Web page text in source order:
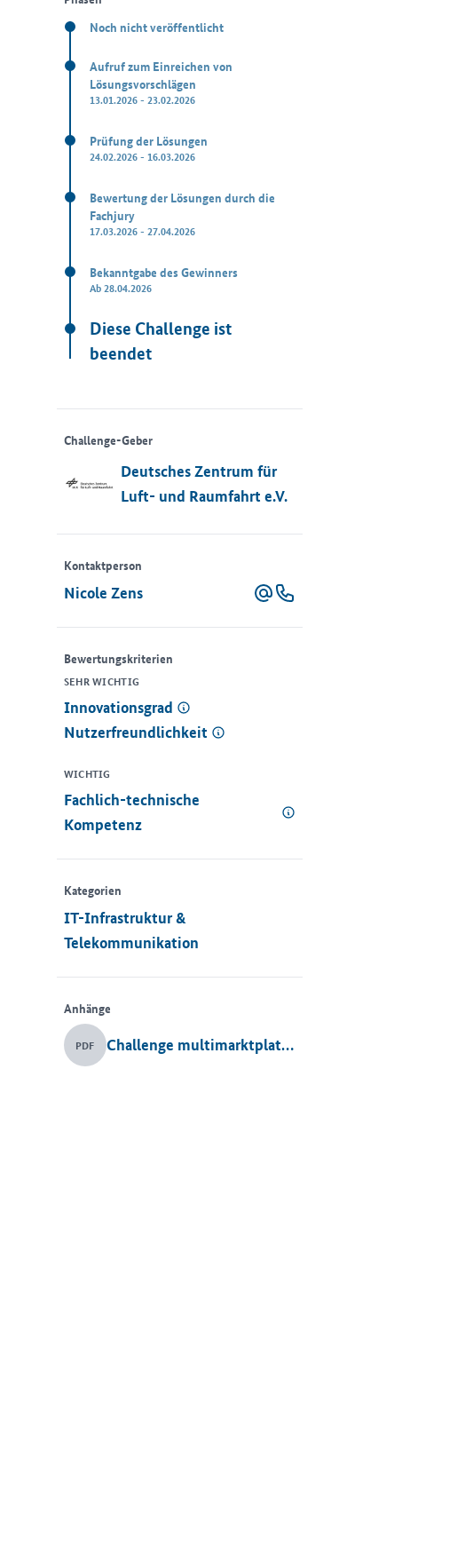
Noch nicht veröffentlicht
Aufruf zum Einreichen von
Lösungsvorschlägen
13.01.2026 - 23.02.2026
Prüfung der Lösungen
24.02.2026 - 16.03.2026
Bewertung der Lösungen durch die
Fachjury
17.03.2026 - 27.04.2026
Bekanntgabe des Gewinners
Ab 28.04.2026
Diese Challenge ist
beendet
Challenge-Geber
Deutsches Zentrum für
Luft- und Raumfahrt e.V.
Kontaktperson
Nicole Zens
Bewertungskriterien
SEHR WICHTIG
.Innovationsgrad
Nutzerfreundlichkeit
WICHTIG
.Fachlich-technische
Kompetenz
Kategorien
IT-Infrastruktur &
Telekommunikation
Anhänge
PDF Challenge multimarktplatzlösung koinno 2